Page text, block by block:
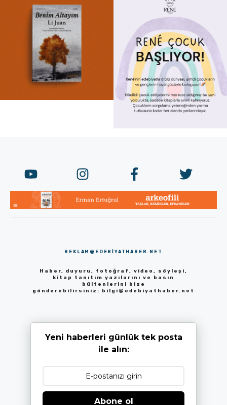
REKLAM@EDEBIYATHABER.NET
Haber, duyuru, fotoğraf, video, söyleşi,
kitap tanıtım yazılarını ve basın
bültenlerini bize
gönderebilirsiniz: bilgi@edebiyathaber.net
Yeni haberleri günlük tek posta
ile alın:
Abone ol